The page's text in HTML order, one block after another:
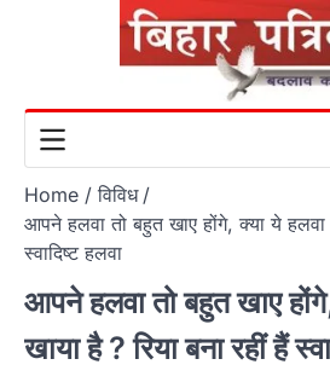
Home
विविध
आपने हलवा तो बहुत खाए होंगे, क्या ये हलवा
स्वादिष्ट हलवा
आपने हलवा तो बहुत खाए
खाया है ? रिया बना रहीं हैं